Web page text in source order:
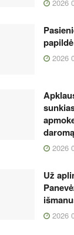
2026
2026
2026
Už
2026